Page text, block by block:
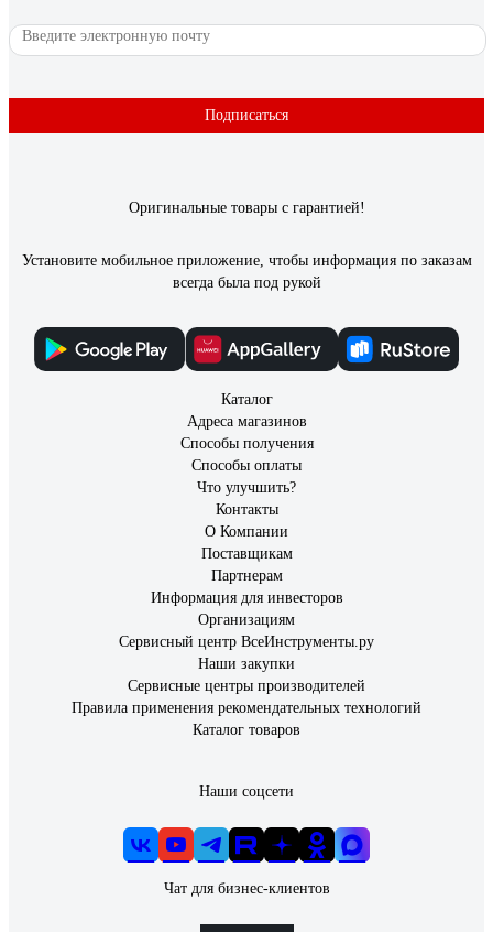
Подписаться
Оригинальные товары с гарантией!
Установите мобильное приложение, чтобы информация по заказам
всегда была под рукой
Каталог
Адреса магазинов
Способы получения
Способы оплаты
Что улучшить?
Контакты
О Компании
Поставщикам
Партнерам
Информация для инвесторов
Организациям
Сервисный центр ВсеИнструменты.ру
Наши закупки
Сервисные центры производителей
Правила применения рекомендательных технологий
Каталог товаров
Наши соцсети
Чат для бизнес-клиентов